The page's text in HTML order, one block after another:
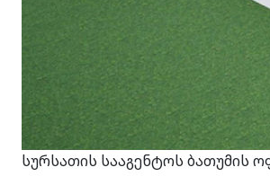
სურსათის სააგენტოს ბათუმის